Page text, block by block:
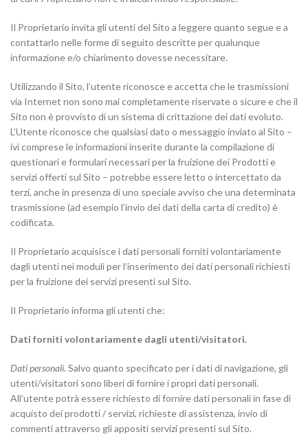
Il Proprietario invita gli utenti del Sito a leggere quanto segue e a
contattarlo nelle forme di seguito descritte per qualunque
informazione e/o chiarimento dovesse necessitare.
Utilizzando il Sito, l’utente riconosce e accetta che le trasmissioni
via Internet non sono mai completamente riservate o sicure e che il
Sito non è provvisto di un sistema di crittazione dei dati evoluto.
L’Utente riconosce che qualsiasi dato o messaggio inviato al Sito –
ivi comprese le informazioni inserite durante la compilazione di
questionari e formulari necessari per la fruizione dei Prodotti e
servizi offerti sul Sito – potrebbe essere letto o intercettato da
terzi, anche in presenza di uno speciale avviso che una determinata
trasmissione (ad esempio l’invio dei dati della carta di credito) è
codificata.
Il Proprietario acquisisce i dati personali forniti volontariamente
dagli utenti nei moduli per l’inserimento dei dati personali richiesti
per la fruizione dei servizi presenti sul Sito.
Il Proprietario informa gli utenti che:
Dati forniti volontariamente dagli utenti/visitatori.
Dati personali. Salvo quanto specificato per i dati di navigazione, gli
utenti/visitatori sono liberi di fornire i propri dati personali.
All’utente potrà essere richiesto di fornire dati personali in fase di
acquisto dei prodotti / servizi, richieste di assistenza, invio di
commenti attraverso gli appositi servizi presenti sul Sito.